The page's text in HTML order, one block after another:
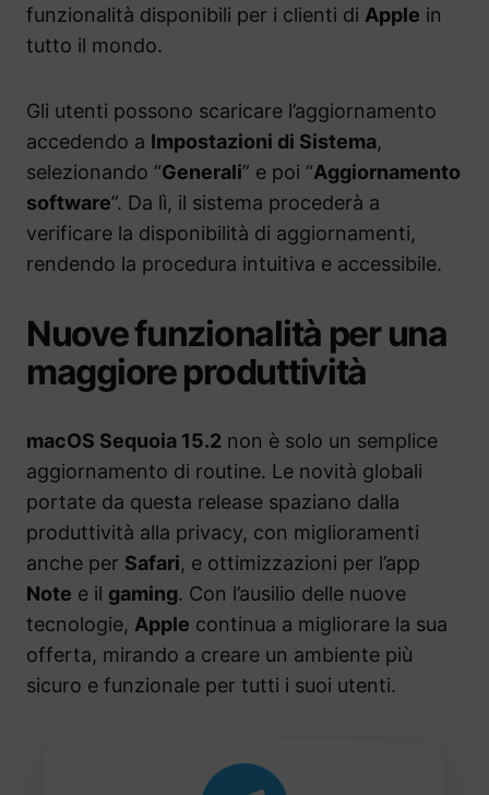
funzionalità disponibili per i clienti di Apple in
tutto il mondo.
Gli utenti possono scaricare l’aggiornamento
accedendo a Impostazioni di Sistema,
selezionando “Generali” e poi “Aggiornamento
software”. Da lì, il sistema procederà a
verificare la disponibilità di aggiornamenti,
rendendo la procedura intuitiva e accessibile.
Nuove funzionalità per una
maggiore produttività
macOS Sequoia 15.2 non è solo un semplice
aggiornamento di routine. Le novità globali
portate da questa release spaziano dalla
produttività alla privacy, con miglioramenti
anche per Safari, e ottimizzazioni per l’app
Note e il gaming. Con l’ausilio delle nuove
tecnologie, Apple continua a migliorare la sua
offerta, mirando a creare un ambiente più
sicuro e funzionale per tutti i suoi utenti.